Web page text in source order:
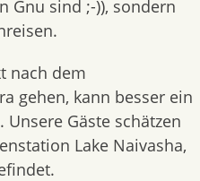
Gnu sind ;-)), sondern
nach dem
gehen, kann besser ein
Gäste schätzen
Lake Naivasha,